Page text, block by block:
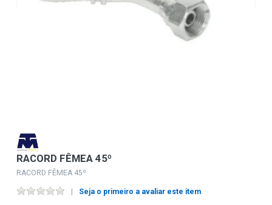
RACORD FÊMEA 45º
RACORD FÊMEA 45º
Seja o primeiro a avaliar este item